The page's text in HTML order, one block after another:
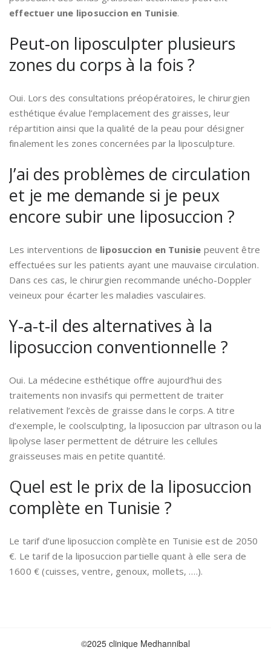
effectuer une liposuccion en Tunisie.
Peut-on liposculpter plusieurs
zones du corps à la fois ?
Oui. Lors des consultations préopératoires, le chirurgien
esthétique évalue l’emplacement des graisses, leur
répartition ainsi que la qualité de la peau pour désigner
finalement les zones concernées par la liposculpture.
J’ai des problèmes de circulation
et je me demande si je peux
encore subir une liposuccion ?
Les interventions de liposuccion en Tunisie peuvent être
effectuées sur les patients ayant une mauvaise circulation.
Dans ces cas, le chirurgien recommande unécho-Doppler
veineux pour écarter les maladies vasculaires.
Y-a-t-il des alternatives à la
liposuccion conventionnelle ?
Oui. La médecine esthétique offre aujourd’hui des
traitements non invasifs qui permettent de traiter
relativement l’excès de graisse dans le corps. A titre
d’exemple, le coolsculpting, la liposuccion par ultrason ou la
lipolyse laser permettent de détruire les cellules
graisseuses mais en petite quantité.
Quel est le prix de la liposuccion
complète en Tunisie ?
Le tarif d’une liposuccion complète en Tunisie est de 2050
€. Le tarif de la liposuccion partielle quant à elle sera de
1600 € (cuisses, ventre, genoux, mollets, ….).
©2025 clinique Medhannibal